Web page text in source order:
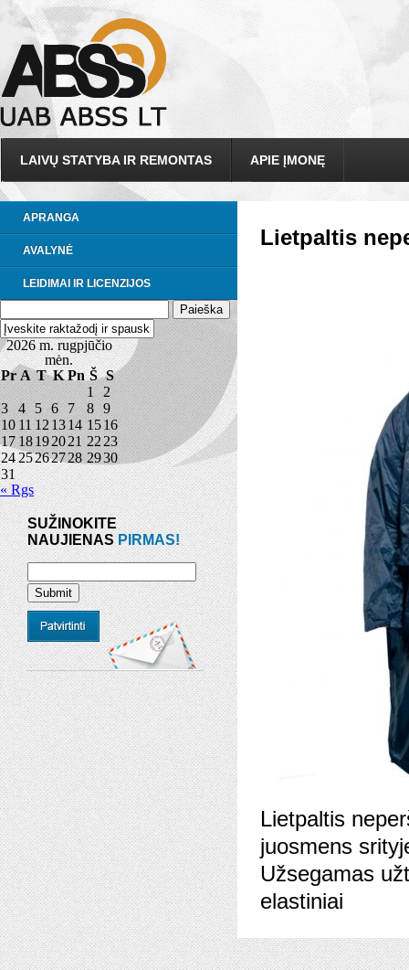
LAIVŲ STATYBA IR REMONTAS APIE ĮMONĘ
APRANGA
AVALYNĖ
LEIDIMAI IR LICENZIJOS
2026 m. rugpjūčio
mėn.
Pr A T K Pn Š S
1
2
3
4 5 6 7 8 9
1011 121314 1516
1718192021 2223
2425262728 2930
31
« Rgs
SUŽINOKITE
NAUJIENASPIRMAS!
Lietpaltis
Lietpaltis
juosmens
Užsegamas
elastiniai